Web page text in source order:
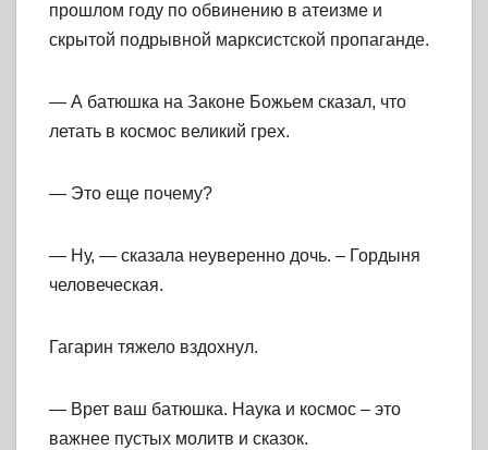
прошлом году по обвинению в атеизме и
скрытой подрывной марксистской пропаганде.
— А батюшка на Законе Божьем сказал, что
летать в космос великий грех.
— Это еще почему?
— Ну, — сказала неуверенно дочь. – Гордыня
человеческая.
Гагарин тяжело вздохнул.
— Врет ваш батюшка. Наука и космос – это
важнее пустых молитв и сказок.